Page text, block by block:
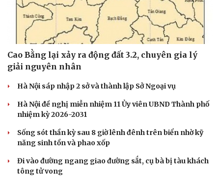
Cao Bằng lại xảy ra động đất 3.2, chuyên gia lý
giải nguyên nhân
Hà Nội sáp nhập 2 sở và thành lập Sở Ngoại vụ
Hà Nội đề nghị miễn nhiệm 11 Ủy viên UBND Thành phố
nhiệm kỳ 2026-2031
Sống sót thần kỳ sau 8 giờ lênh đênh trên biển nhờ kỹ
năng sinh tồn và phao xốp
Đi vào đường ngang giao đường sắt, cụ bà bị tàu khách
tông tử vong